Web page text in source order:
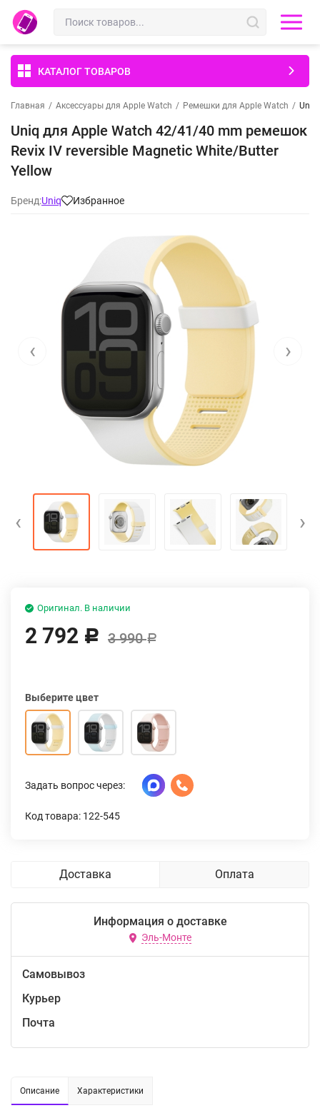
КАТАЛОГ ТОВАРОВ
Главная / Аксессуары для Apple Watch / Ремешки для Apple Watch / Uniq
Uniq для Apple Watch 42/41/40 mm ремешок
Revix IV reversible Magnetic White/Butter
Yellow
Бренд:Uniq Избранное
‹ ›
‹ ›
Оригинал. В наличии
2 792 Р 3 990Р
Выберите цвет
Задать вопрос через:
Код товара: 122-545
Доставка Оплата
Информация о доставке
Эль-Монте
Самовывоз
Курьер
Почта
Описание Характеристики